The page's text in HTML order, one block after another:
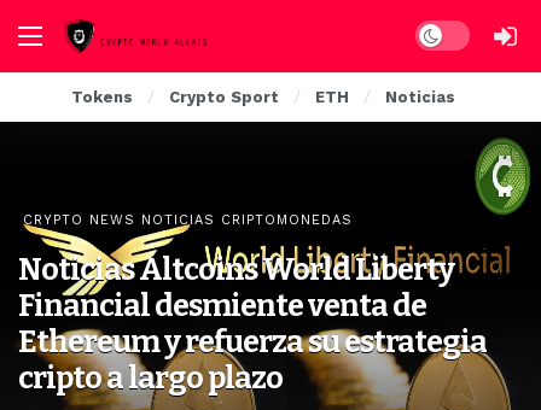
Dark mode
Tokens Crypto Sport ETH Noticias
CRYPTO NEWS NOTICIAS CRIPTOMONEDAS
Noticias Altcoins World Liberty
Financial desmiente venta de
Ethereum y refuerza su estrategia
cripto a largo plazo